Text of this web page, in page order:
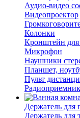
Аудио-видео
Видеопроектор
Колонки
Кронштейн для
Микрофон
Наушники
Планшет,
Пульт
Радиоприемник
Держатель для
Держатель для